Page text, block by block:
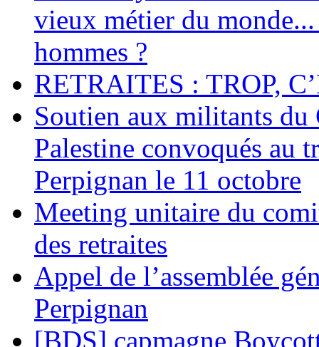
vieux métier du
hommes ?
RETRAITES : TROP,
Soutien aux militants
Palestine convoqués au
Perpignan le 11 octobre
Meeting unitaire du
des retraites
Appel de l’assemblée
Perpignan
[BDS] capmagne